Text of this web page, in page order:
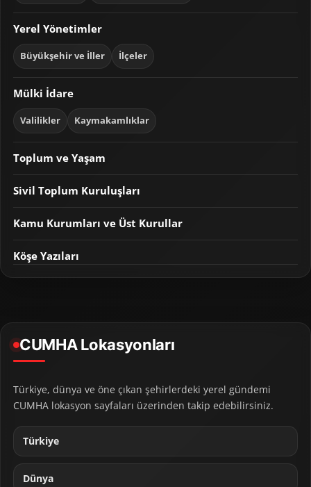
Yerel Yönetimler
Büyükşehir ve İller İlçeler
Mülki İdare
Valilikler Kaymakamlıklar
Toplum ve Yaşam
Sivil Toplum Kuruluşları
Kamu Kurumları ve Üst Kurullar
Köşe Yazıları
CUMHA Lokasyonları
Türkiye, dünya ve öne çıkan şehirlerdeki yerel gündemi
CUMHA lokasyon sayfaları üzerinden takip edebilirsiniz.
Türkiye
Dünya